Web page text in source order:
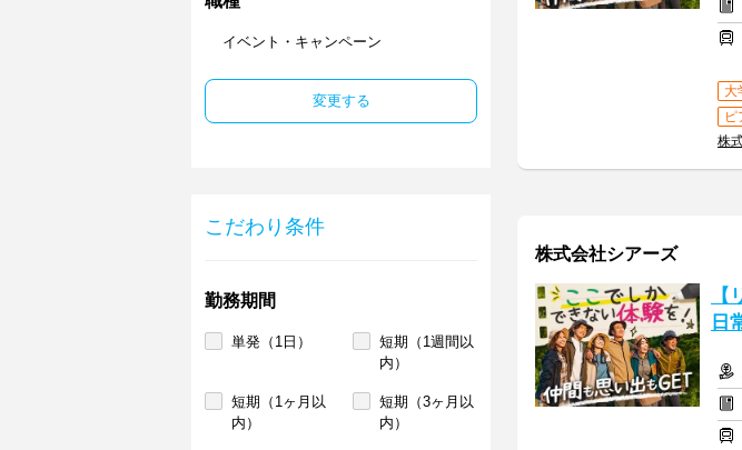
イベント・キャンペーン
変更する
こだわり条件
勤務期間
単発（1日）
短期（1週間以
内）
短期（1ヶ月以
内）
短期（3ヶ月以
内）
大
ピ
株
株式会社シアーズ
日